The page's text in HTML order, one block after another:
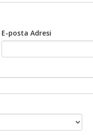
E-posta Adresi